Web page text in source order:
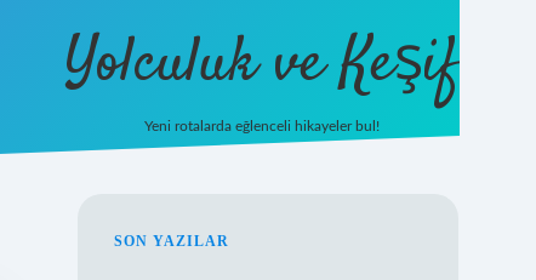
Yolculuk ve Keşif
Yeni rotalarda eğlenceli hikayeler bul!
SIDEBAR
SON YAZILAR